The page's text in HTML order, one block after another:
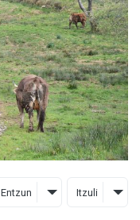
Entzun Itzuli